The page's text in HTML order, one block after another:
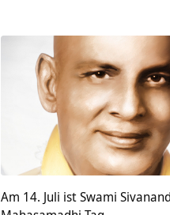
Am 14. Juli ist Swami